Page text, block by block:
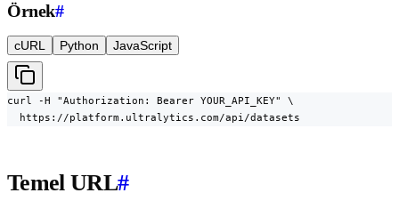
Örnek#
cURL Python JavaScript
curl -H "Authorization: Bearer YOUR_API_KEY" \
  https://platform.ultralytics.com/api/datasets
Temel URL#